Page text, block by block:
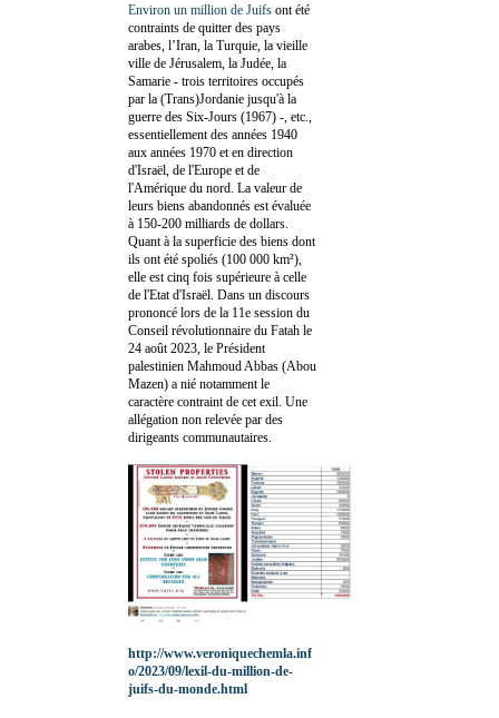
Environ un million de Juifs ont été
contraints de quitter des pays
arabes, l’Iran, la Turquie, la vieille
ville de Jérusalem, la Judée, la
Samarie - trois territoires occupés
par la (Trans)Jordanie jusqu'à la
guerre des Six-Jours (1967) -, etc.,
essentiellement des années 1940
aux années 1970 et en direction
d'Israël, de l'Europe et de
l'Amérique du nord. La valeur de
leurs biens abandonnés est évaluée
à 150-200 milliards de dollars.
Quant à la superficie des biens dont
ils ont été spoliés (100 000 km²),
elle est cinq fois supérieure à celle
de l'Etat d'Israël. Dans un discours
prononcé lors de la 11e session du
Conseil révolutionnaire du Fatah le
24 août 2023, le Président
palestinien Mahmoud Abbas (Abou
Mazen) a nié notamment le
caractère contraint de cet exil. Une
allégation non relevée par des
dirigeants communautaires.
http://www.veroniquechemla.inf
o/2023/09/lexil-du-million-de-
juifs-du-monde.html